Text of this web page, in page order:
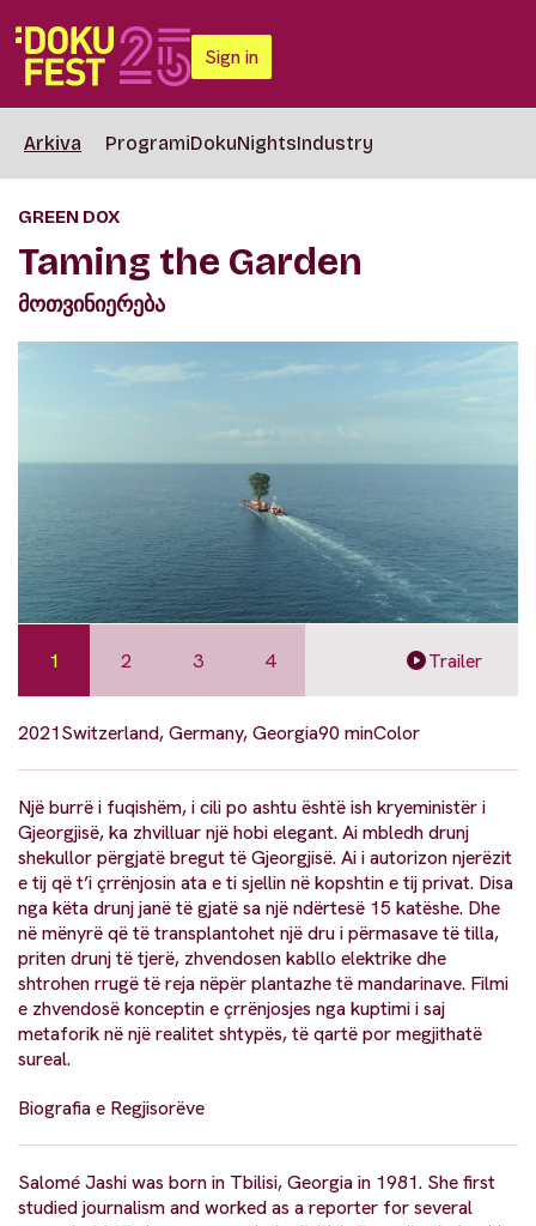
Sign in
Arkiva ProgramiDokuNightsIndustry
GREEN DOX
Taming the Garden
მოთვინიერება
1 2 3 4 Trailer
2021Switzerland, Germany, Georgia90 minColor
Një burrë i fuqishëm, i cili po ashtu është ish kryeministër i
Gjeorgjisë, ka zhvilluar një hobi elegant. Ai mbledh drunj
shekullor përgjatë bregut të Gjeorgjisë. Ai i autorizon njerëzit
e tij që t’i çrrënjosin ata e ti sjellin në kopshtin e tij privat. Disa
nga këta drunj janë të gjatë sa një ndërtesë 15 katëshe. Dhe
në mënyrë që të transplantohet një dru i përmasave të tilla,
priten drunj të tjerë, zhvendosen kabllo elektrike dhe
shtrohen rrugë të reja nëpër plantazhe të mandarinave. Filmi
e zhvendosë konceptin e çrrënjosjes nga kuptimi i saj
metaforik në një realitet shtypës, të qartë por megjithatë
sureal.
Biografia e Regjisorëve
Salomé Jashi was born in Tbilisi, Georgia in 1981. She first
studied journalism and worked as a reporter for several